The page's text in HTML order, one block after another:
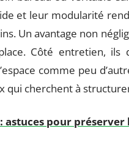
et leur modularité
Un avantage non
Côté entretien, ils
comme peu
qui cherchent à
astuces pour